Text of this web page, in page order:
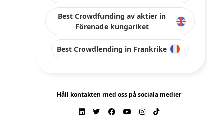
Best Crowdfunding av aktier in
Förenade kungariket
Best Crowdlending in Frankrike
Håll kontakten med oss på sociala medier